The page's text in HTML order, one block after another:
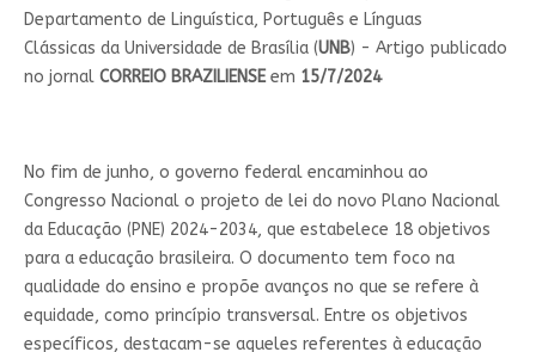
Departamento de Linguística, Português e Línguas
Clássicas da Universidade de Brasília (UNB) - Artigo publicado
no jornal CORREIO BRAZILIENSEem 15/7/2024
No fim de junho, o governo federal encaminhou ao
Congresso Nacional o projeto de lei do novo Plano Nacional
da Educação (PNE) 2024-2034, que estabelece 18 objetivos
para a educação brasileira. O documento tem foco na
qualidade do ensino e propõe avanços no que se refere à
equidade, como princípio transversal. Entre os objetivos
específicos, destacam-se aqueles referentes à educação